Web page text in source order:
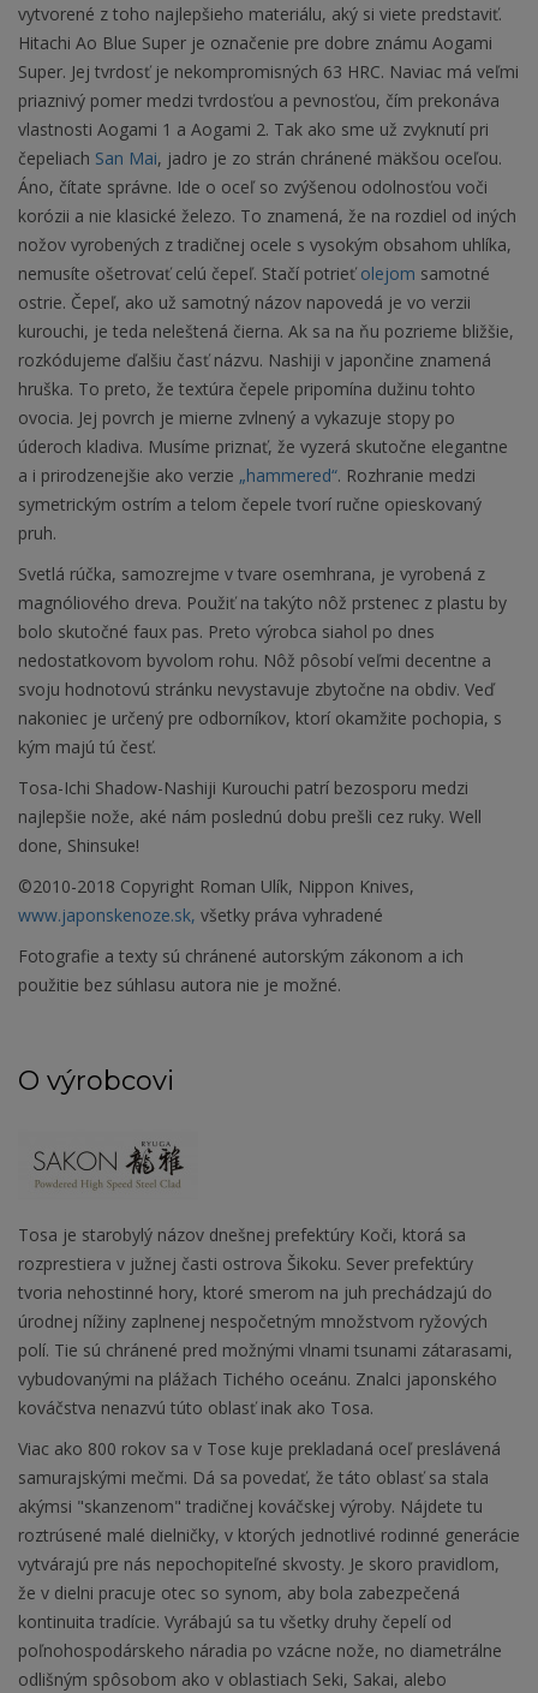
vytvorené z toho najlepšieho materiálu, aký si viete predstaviť.
Hitachi Ao Blue Super je označenie pre dobre známu Aogami
Super. Jej tvrdosť je nekompromisných 63 HRC. Naviac má veľmi
priaznivý pomer medzi tvrdosťou a pevnosťou, čím prekonáva
vlastnosti Aogami 1 a Aogami 2. Tak ako sme už zvyknutí pri
čepeliach San Mai, jadro je zo strán chránené mäkšou oceľou.
Áno, čítate správne. Ide o oceľ so zvýšenou odolnosťou voči
korózii a nie klasické železo. To znamená, že na rozdiel od iných
nožov vyrobených z tradičnej ocele s vysokým obsahom uhlíka,
nemusíte ošetrovať celú čepeľ. Stačí potrieť olejom samotné
ostrie. Čepeľ, ako už samotný názov napovedá je vo verzii
kurouchi, je teda neleštená čierna. Ak sa na ňu pozrieme bližšie,
rozkódujeme ďalšiu časť názvu. Nashiji v japončine znamená
hruška. To preto, že textúra čepele pripomína dužinu tohto
ovocia. Jej povrch je mierne zvlnený a vykazuje stopy po
úderoch kladiva. Musíme priznať, že vyzerá skutočne elegantne
a i prirodzenejšie ako verzie „hammered“. Rozhranie medzi
symetrickým ostrím a telom čepele tvorí ručne opieskovaný
pruh.
Svetlá rúčka, samozrejme v tvare osemhrana, je vyrobená z
magnóliového dreva. Použiť na takýto nôž prstenec z plastu by
bolo skutočné faux pas. Preto výrobca siahol po dnes
nedostatkovom byvolom rohu. Nôž pôsobí veľmi decentne a
svoju hodnotovú stránku nevystavuje zbytočne na obdiv. Veď
nakoniec je určený pre odborníkov, ktorí okamžite pochopia, s
kým majú tú česť.
Tosa-Ichi Shadow-Nashiji Kurouchi patrí bezosporu medzi
najlepšie nože, aké nám poslednú dobu prešli cez ruky. Well
done, Shinsuke!
©2010-2018 Copyright Roman Ulík, Nippon Knives,
www.japonskenoze.sk, všetky práva vyhradené
Fotografie a texty sú chránené autorským zákonom a ich
použitie bez súhlasu autora nie je možné.
O výrobcovi
Tosa je starobylý názov dnešnej prefektúry Koči, ktorá sa
rozprestiera v južnej časti ostrova Šikoku. Sever prefektúry
tvoria nehostinné hory, ktoré smerom na juh prechádzajú do
úrodnej nížiny zaplnenej nespočetným množstvom ryžových
polí. Tie sú chránené pred možnými vlnami tsunami zátarasami,
vybudovanými na plážach Tichého oceánu. Znalci japonského
kováčstva nenazvú túto oblasť inak ako Tosa.
Viac ako 800 rokov sa v Tose kuje prekladaná oceľ preslávená
samurajskými mečmi. Dá sa povedať, že táto oblasť sa stala
akýmsi "skanzenom" tradičnej kováčskej výroby. Nájdete tu
roztrúsené malé dielničky, v ktorých jednotlivé rodinné generácie
vytvárajú pre nás nepochopiteľné skvosty. Je skoro pravidlom,
že v dielni pracuje otec so synom, aby bola zabezpečená
kontinuita tradície. Vyrábajú sa tu všetky druhy čepelí od
poľnohospodárskeho náradia po vzácne nože, no diametrálne
odlišným spôsobom ako v oblastiach Seki, Sakai, alebo